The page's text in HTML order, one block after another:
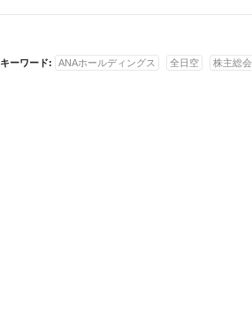
キーワード: ANAホールディングス 全日空 株主総会